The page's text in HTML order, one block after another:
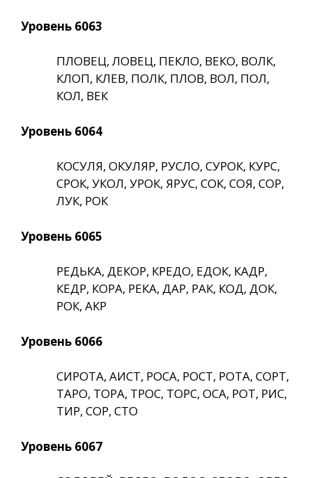
Уровень 6063
ПЛОВЕЦ, ЛОВЕЦ, ПЕКЛО, ВЕКО, ВОЛК,
КЛОП, КЛЕВ, ПОЛК, ПЛОВ, ВОЛ, ПОЛ,
КОЛ, ВЕК
Уровень 6064
КОСУЛЯ, ОКУЛЯР, РУСЛО, СУРОК, КУРС,
СРОК, УКОЛ, УРОК, ЯРУС, СОК, СОЯ, СОР,
ЛУК, РОК
Уровень 6065
РЕДЬКА, ДЕКОР, КРЕДО, ЕДОК, КАДР,
КЕДР, КОРА, РЕКА, ДАР, РАК, КОД, ДОК,
РОК, АКР
Уровень 6066
СИРОТА, АИСТ, РОСА, РОСТ, РОТА, СОРТ,
ТАРО, ТОРА, ТРОС, ТОРС, ОСА, РОТ, РИС,
ТИР, СОР, СТО
Уровень 6067